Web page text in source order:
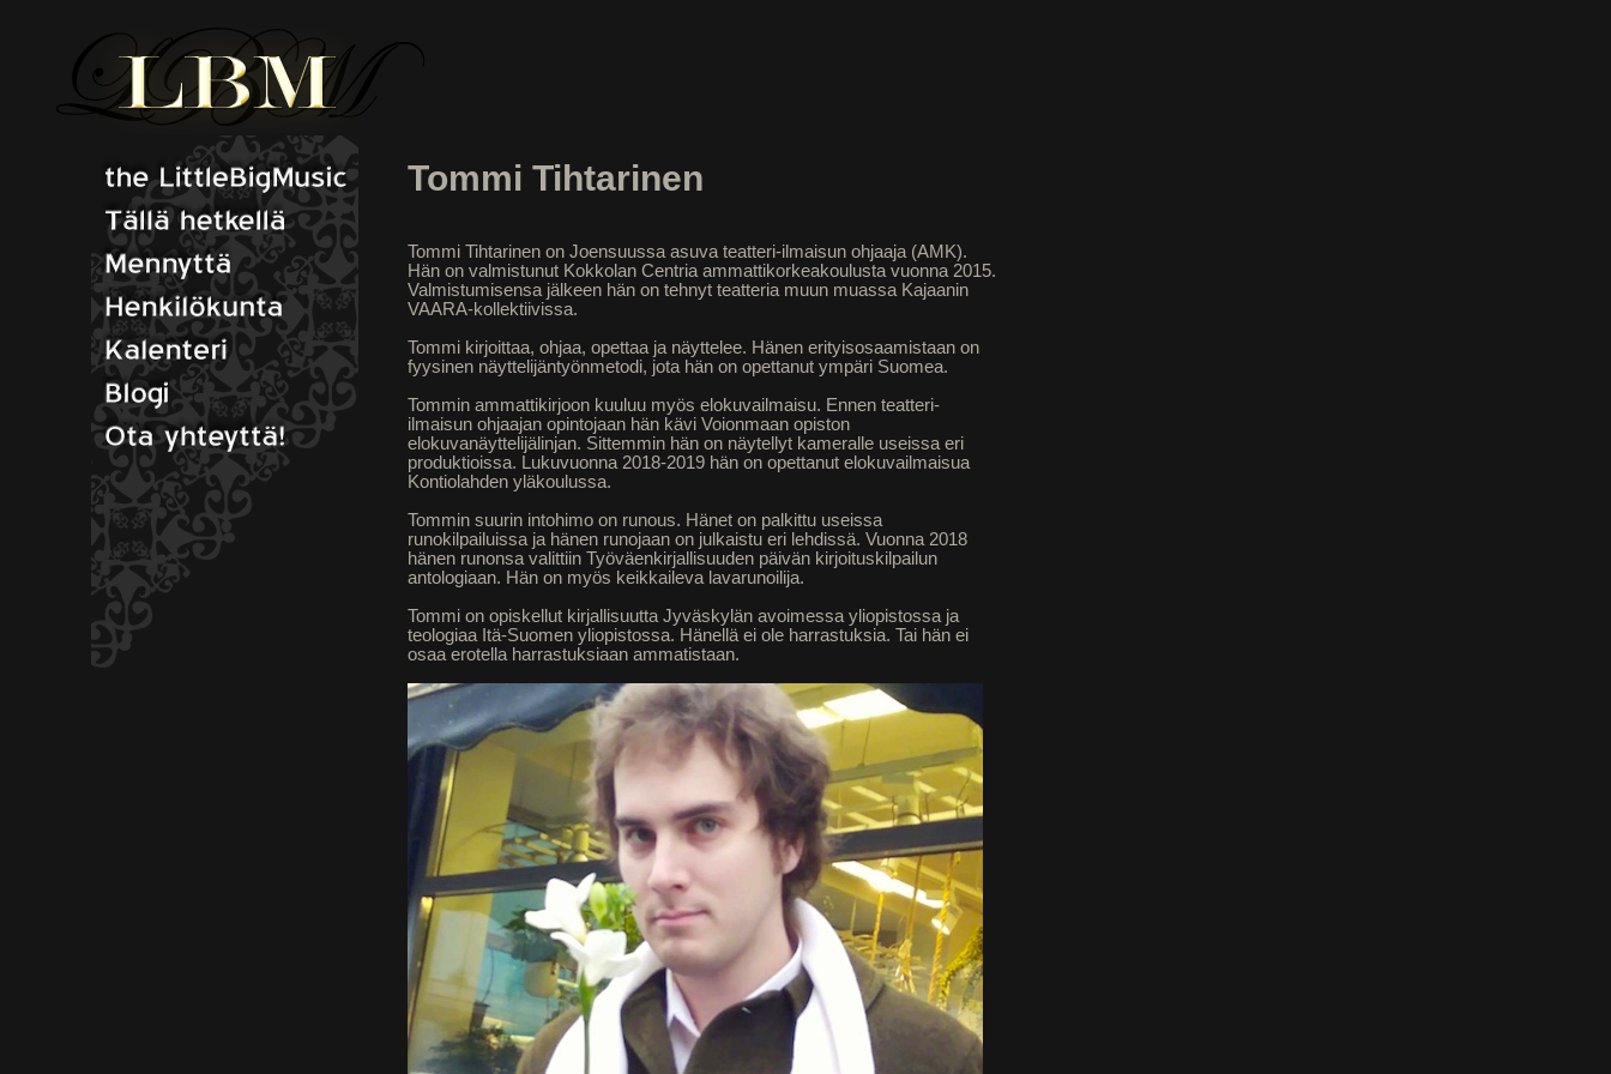
Tommi Tihtarinen
Tommi Tihtarinen on Joensuussa asuva teatteri-ilmaisun ohjaaja (AMK).
Hän on valmistunut Kokkolan Centria ammattikorkeakoulusta vuonna 2015.
Valmistumisensa jälkeen hän on tehnyt teatteria muun muassa Kajaanin
VAARA-kollektiivissa.
Tommi kirjoittaa, ohjaa, opettaa ja näyttelee. Hänen erityisosaamistaan on
fyysinen näyttelijäntyönmetodi, jota hän on opettanut ympäri Suomea.
Tommin ammattikirjoon kuuluu myös elokuvailmaisu. Ennen teatteri-
ilmaisun ohjaajan opintojaan hän kävi Voionmaan opiston
elokuvanäyttelijälinjan. Sittemmin hän on näytellyt kameralle useissa eri
produktioissa. Lukuvuonna 2018-2019 hän on opettanut elokuvailmaisua
Kontiolahden yläkoulussa.
Tommin suurin intohimo on runous. Hänet on palkittu useissa
runokilpailuissa ja hänen runojaan on julkaistu eri lehdissä. Vuonna 2018
hänen runonsa valittiin Työväenkirjallisuuden päivän kirjoituskilpailun
antologiaan. Hän on myös keikkaileva lavarunoilija.
Tommi on opiskellut kirjallisuutta Jyväskylän avoimessa yliopistossa ja
teologiaa Itä-Suomen yliopistossa. Hänellä ei ole harrastuksia. Tai hän ei
osaa erotella harrastuksiaan ammatistaan.